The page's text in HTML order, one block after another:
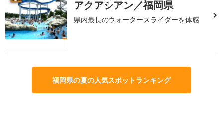
アクアシアン／福岡県
県内最長のウォータースライダーを体感
福岡県の夏の人気スポットランキング